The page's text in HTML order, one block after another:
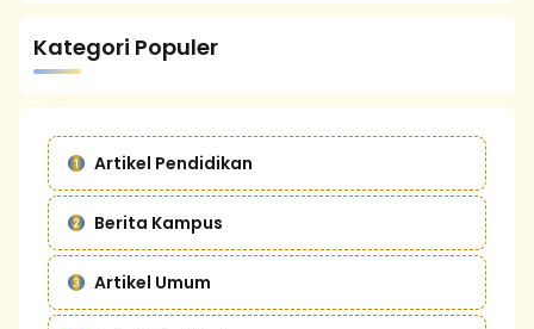
Kategori Populer
Artikel Pendidikan
Berita Kampus
Artikel Umum